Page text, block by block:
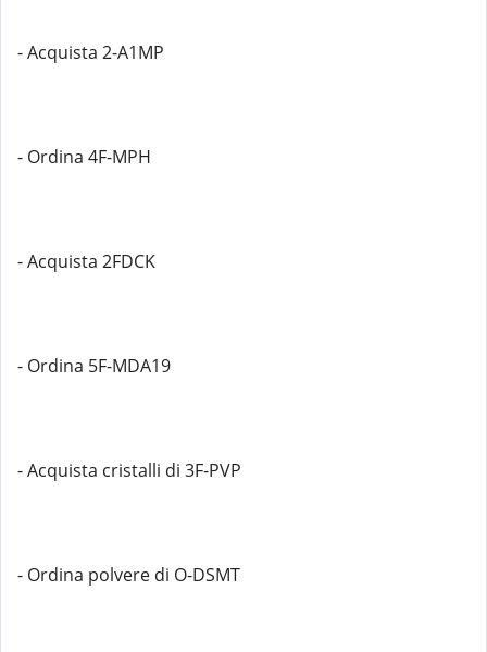
- Acquista 2-A1MP
- Ordina 4F-MPH
- Acquista 2FDCK
- Ordina 5F-MDA19
- Acquista cristalli di 3F-PVP
- Ordina polvere di O-DSMT